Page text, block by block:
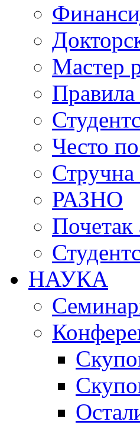
Мастер
Правила
Често
Стручна
РАЗНО
Почетак
НАУКА